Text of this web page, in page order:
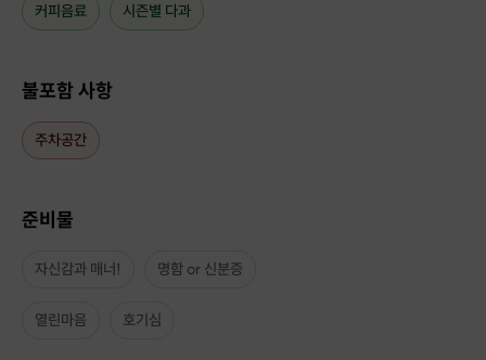
안녕하세요, 2030 직장인 소개팅 플랫폼 러브매칭입니다 💜
명단은 네이버 -> 러브매칭에서 확인 하실수 있습니다 :)
행사 운영 특성상, 순차적으로 답변이 이뤄질 수 있는 점만 양해 부탁드립니
참가 결제 완료 후, 담당 매니저가
커피음료 시즌별 다과
불포함 사항
주차공간
준비물
자신감과 매너! 명함 or 신분증
열린마음 호기심